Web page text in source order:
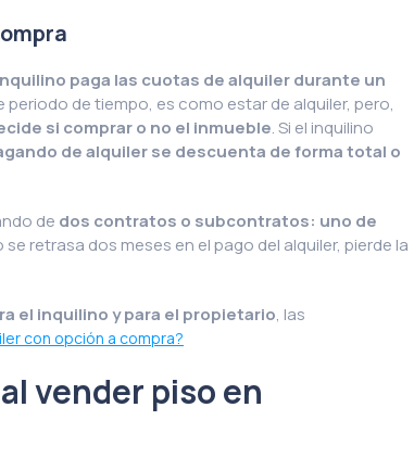
paga las cuotas de alquiler durante un
periodo de tiempo, es como estar de alquiler, pero,
si comprar o no el inmueble. Si el inquilino
de alquiler se descuenta de forma total o
de dos contratos o subcontratos: uno de
se retrasa dos meses en el pago del alquiler, pierde la
el inquilino y para el propietario, las
con opción a compra?
vender piso en